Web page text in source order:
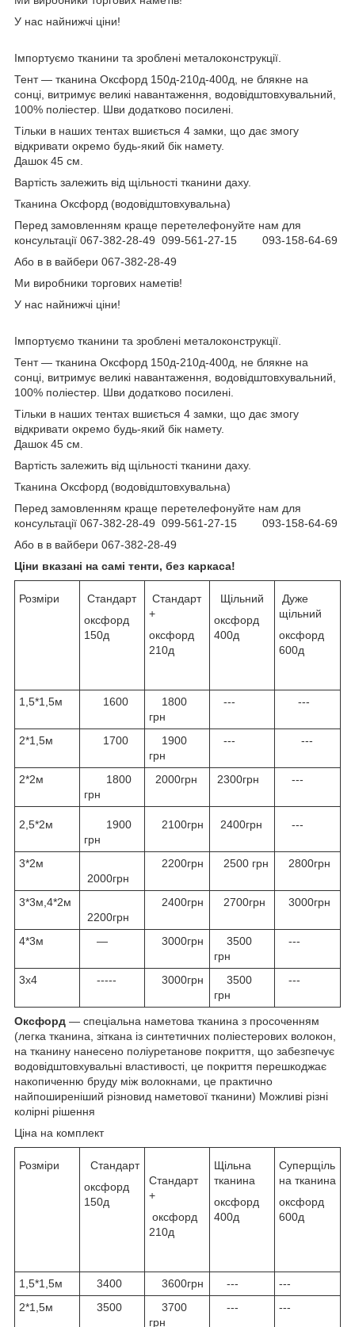
У нас найнижчі ціни!
Імпортуємо тканини та зроблені металоконструкції.
Тент — тканина Оксфорд 150д-210д-400д, не блякне на
сонці, витримує великі навантаження, водовідштовхувальний,
100% поліестер. Шви додатково посилені.
Тільки в наших тентах вшиється 4 замки, що дає змогу
відкривати окремо будь-який бік намету.
Дашок 45 см.
Вартість залежить від щільності тканини даху.
Тканина Оксфорд (водовідштовхувальна)
Перед замовленням краще перетелефонуйте нам для
консультації 067-382-28-49 099-561-27-15 093-158-64-69
Або в в вайбери 067-382-28-49
Ми виробники торгових наметів!
У нас найнижчі ціни!
Імпортуємо тканини та зроблені металоконструкції.
Тент — тканина Оксфорд 150д-210д-400д, не блякне на
сонці, витримує великі навантаження, водовідштовхувальний,
100% поліестер. Шви додатково посилені.
Тільки в наших тентах вшиється 4 замки, що дає змогу
відкривати окремо будь-який бік намету.
Дашок 45 см.
Вартість залежить від щільності тканини даху.
Тканина Оксфорд (водовідштовхувальна)
Перед замовленням краще перетелефонуйте нам для
консультації 067-382-28-49 099-561-27-15 093-158-64-69
Або в в вайбери 067-382-28-49
Ціни вказані на самі тенти, без каркаса!
Розміри
Стандарт
оксфорд
150д
Стандарт
+
оксфорд
210д
Щільний
оксфорд
400д
Дуже
щільний
оксфорд
600д
1,5*1,5м 1600
1800
грн
--- ---
2*1,5м 1700
1900
грн
--- ---
2*2м
1800
грн
2000грн 2300грн ---
2,5*2м
1900
грн
2100грн 2400грн ---
3*2м
2000грн
2200грн 2500 грн 2800грн
3*3м,4*2м
2200грн
2400грн 2700грн 3000грн
4*3м — 3000грн
3500
грн
---
3х4 ----- 3000грн
3500
грн
---
Оксфорд — спеціальна наметова тканина з просоченням
(легка тканина, зіткана із синтетичних поліестерових волокон,
на тканину нанесено поліуретанове покриття, що забезпечує
водовідштовхувальні властивості, це покриття перешкоджає
накопиченню бруду між волокнами, це практично
найпоширеніший різновид наметової тканини) Можливі різні
колірні рішення
Ціна на комплект
Розміри
Стандарт
оксфорд
150д
Стандарт
+
оксфорд
210д
Щільна
тканина
оксфорд
400д
Суперщіль
на тканина
оксфорд
600д
1,5*1,5м 3400 3600грн ---
---
2*1,5м
3500
3700
грн
--- ---